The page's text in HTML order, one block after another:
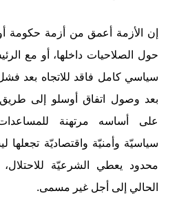
إن الأزمة أعمق من أزمة حكومة
حول الصلاحيات داخلها، أو مع
سياسي كامل فاقد للاتجاه بعد
بعد وصول اتفاق أوسلو إلى
على أساسه مرتهنة للمساعدات
سياسيّة وأمنيّة واقتصاديّة
محدود يعطي الشرعيّة للاحتلال،
الحالي إلى أجل غير مسمى.